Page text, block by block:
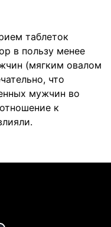
таблеток
в пользу менее
(мягким овалом
что
мужчин во
к